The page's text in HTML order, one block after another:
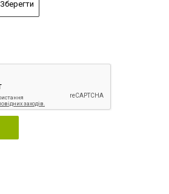
Зберегти